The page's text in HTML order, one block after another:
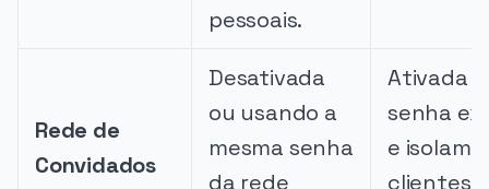
pessoais.
Rede de
Convidados
Desativada
ou usando a
mesma senha
da rede
Ativada
senha
e
clientes